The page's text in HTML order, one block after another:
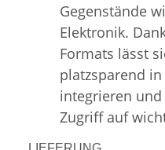
Gegenstände
Elektronik.
Formats lässt
platzsparend
integrieren
Zugriff auf